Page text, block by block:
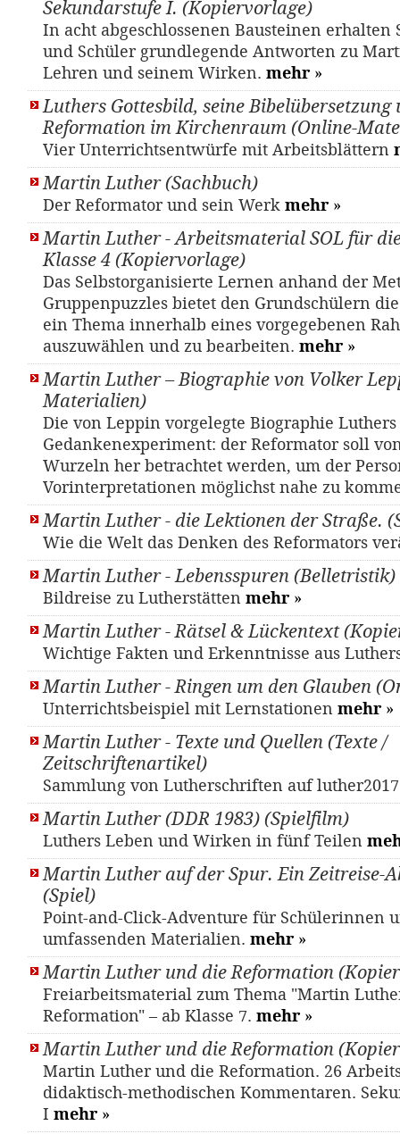
Sekundarstufe I. (Kopiervorlage)
In acht abgeschlossenen Bausteinen erhalten
und Schüler grundlegende Antworten zu
Lehren und seinem Wirken. mehr »
Luthers Gottesbild, seine Bibelübersetzung
Reformation im Kirchenraum (Online-
Vier Unterrichtsentwürfe mit Arbeitsblättern
Martin Luther (Sachbuch)
Der Reformator und sein Werk mehr »
Martin Luther - Arbeitsmaterial SOL für
Klasse 4 (Kopiervorlage)
Das Selbstorganisierte Lernen anhand der
Gruppenpuzzles bietet den Grundschülern
ein Thema innerhalb eines vorgegebenen
auszuwählen und zu bearbeiten. mehr »
Martin Luther – Biographie von Volker
Materialien)
Die von Leppin vorgelegte Biographie
Gedankenexperiment: der Reformator soll
Wurzeln her betrachtet werden, um der
Vorinterpretationen möglichst nahe zu
Martin Luther - die Lektionen der Straße.
Wie die Welt das Denken des Reformators
Martin Luther - Lebensspuren (Belletristik)
Bildreise zu Lutherstätten mehr »
Martin Luther - Rätsel & Lückentext
Wichtige Fakten und Erkenntnisse aus
Martin Luther - Ringen um den Glauben
Unterrichtsbeispiel mit Lernstationen mehr »
Martin Luther - Texte und Quellen (Texte /
Zeitschriftenartikel)
Sammlung von Lutherschriften auf
Martin Luther (DDR 1983) (Spielfilm)
Luthers Leben und Wirken in fünf Teilen
Martin Luther auf der Spur. Ein Zeitreise-
(Spiel)
Point-and-Click-Adventure für Schülerinnen
umfassenden Materialien. mehr »
Martin Luther und die Reformation
Freiarbeitsmaterial zum Thema "Martin
Reformation" – ab Klasse 7. mehr »
Martin Luther und die Reformation
Martin Luther und die Reformation. 26
didaktisch-methodischen Kommentaren.
I mehr »